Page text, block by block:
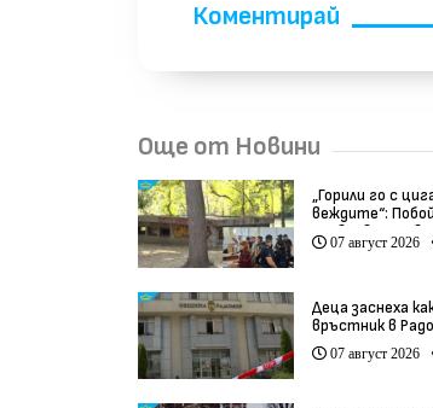
Коментирай
Още от Новини
„Горили го с
веждите“:
Пловдив
07 август 2026
Деца заснеха
връстник в
07 август 2026